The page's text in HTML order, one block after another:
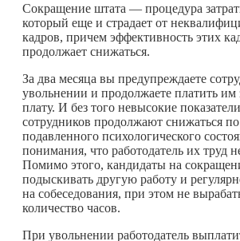
Сокращение штата — процедура
который еще и страдает от
кадров, причем эффективность этих
продолжает снижаться.
За два месяца вы предупреждаете
увольнении и продолжаете платить им
плату. И без того невысокие
сотрудников продолжают снижаться
подавленного психологического
понимания, что работодатель их труд
Помимо этого, кандидаты на
подыскивать другую работу и
на собеседования, при этом не
количество часов.
При увольнении работодатель